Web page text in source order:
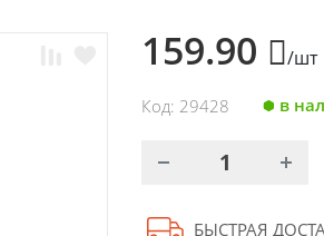
159.90 /шт
Код: 29428 в
БЫСТРАЯ